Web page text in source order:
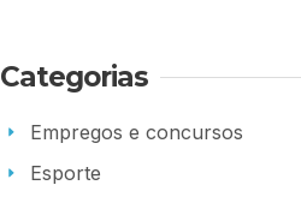
Categorias
Empregos e concursos
Esporte